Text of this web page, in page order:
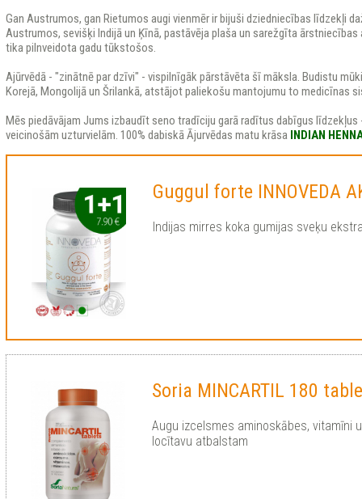
Gan Austrumos, gan Rietumos augi vienmēr ir bijuši dziedniecības līdzekļi
Austrumos, sevišķi Indijā un Ķīnā, pastāvēja plaša un sarežgīta
tika pilnveidota gadu tūkstošos.
Ajūrvēdā - "zinātnē par dzīvi" - vispilnīgāk pārstāvēta šī māksla. Budistu
Korejā, Mongolijā un Šrilankā, atstājot paliekošu mantojumu to medicīnas
Mēs piedāvājam Jums izbaudīt seno tradīciju garā radītus dabīgus
veicinošām uzturvielām. 100% dabiskā Ājurvēdas matu krāsa INDIAN
Guggul forte INNOVEDA
Indijas mirres koka gumijas sveķu
Soria MINCARTIL 180
Augu izcelsmes aminoskābes, vitamīni
locītavu atbalstam